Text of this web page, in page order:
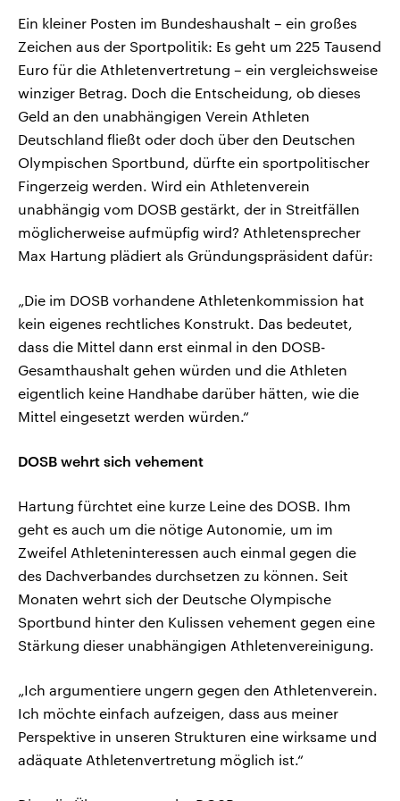
Ein kleiner Posten im Bundeshaushalt – ein großes
Zeichen aus der Sportpolitik: Es geht um 225 Tausend
Euro für die Athletenvertretung – ein vergleichsweise
winziger Betrag. Doch die Entscheidung, ob dieses
Geld an den unabhängigen Verein Athleten
Deutschland fließt oder doch über den Deutschen
Olympischen Sportbund, dürfte ein sportpolitischer
Fingerzeig werden. Wird ein Athletenverein
unabhängig vom DOSB gestärkt, der in Streitfällen
möglicherweise aufmüpfig wird? Athletensprecher
Max Hartung plädiert als Gründungspräsident dafür:
„Die im DOSB vorhandene Athletenkommission hat
kein eigenes rechtliches Konstrukt. Das bedeutet,
dass die Mittel dann erst einmal in den DOSB-
Gesamthaushalt gehen würden und die Athleten
eigentlich keine Handhabe darüber hätten, wie die
Mittel eingesetzt werden würden.“
DOSB wehrt sich vehement
Hartung fürchtet eine kurze Leine des DOSB. Ihm
geht es auch um die nötige Autonomie, um im
Zweifel Athleteninteressen auch einmal gegen die
des Dachverbandes durchsetzen zu können. Seit
Monaten wehrt sich der Deutsche Olympische
Sportbund hinter den Kulissen vehement gegen eine
Stärkung dieser unabhängigen Athletenvereinigung.
„Ich argumentiere ungern gegen den Athletenverein.
Ich möchte einfach aufzeigen, dass aus meiner
Perspektive in unseren Strukturen eine wirksame und
adäquate Athletenvertretung möglich ist.“